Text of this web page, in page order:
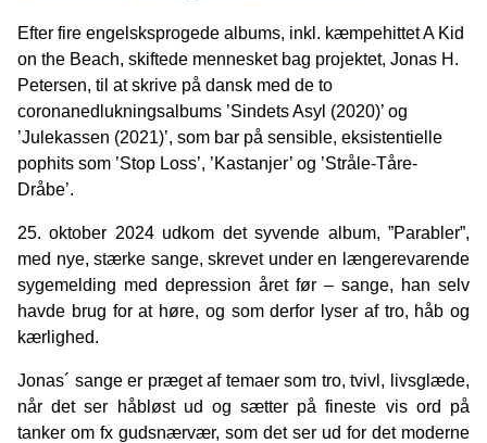
Efter fire engelsksprogede albums, inkl. kæmpehittet A Kid
on the Beach, skiftede mennesket bag projektet, Jonas H.
Petersen, til at skrive på dansk med de to
coronanedlukningsalbums ’Sindets Asyl (2020)’ og
’Julekassen (2021)’, som bar på sensible, eksistentielle
pophits som ’Stop Loss’, ’Kastanjer’ og ’Stråle-Tåre-
Dråbe’.
25. oktober 2024 udkom det syvende album, ”Parabler”,
med nye, stærke sange, skrevet under en længerevarende
sygemelding med depression året før – sange, han selv
havde brug for at høre, og som derfor lyser af tro, håb og
kærlighed.
Jonas´ sange er præget af temaer som tro, tvivl, livsglæde,
når det ser håbløst ud og sætter på fineste vis ord på
tanker om fx gudsnærvær, som det ser ud for det moderne